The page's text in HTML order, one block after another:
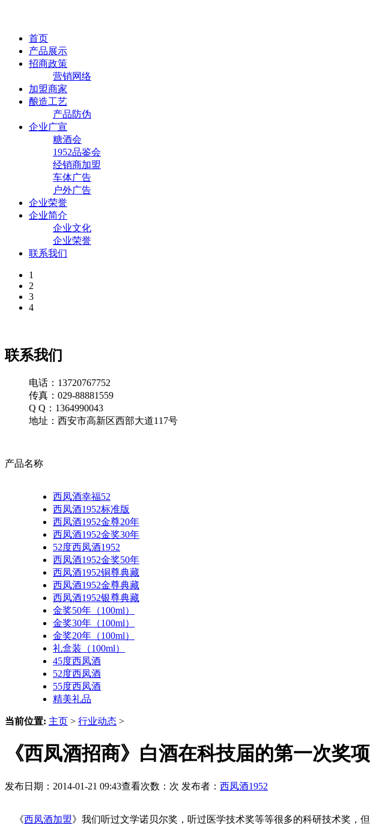
首页
产品展示
招商政策
营销网络
加盟商家
酿造工艺
产品防伪
企业广宣
糖酒会
1952品鉴会
经销商加盟
车体广告
户外广告
企业荣誉
企业简介
企业文化
企业荣誉
联系我们
1
2
3
4
联系我们
电话：13720767752
传真：029-88881559
Q Q：1364990043
地址：西安市高新区西部大道117号
产品名称
西凤酒幸福52
西凤酒1952标准版
西凤酒1952金尊20年
西凤酒1952金奖30年
52度西凤酒1952
西凤酒1952金奖50年
西凤酒1952铜尊典藏
西凤酒1952金尊典藏
西凤酒1952银尊典藏
金奖50年（100ml）
金奖30年（100ml）
金奖20年（100ml）
礼盒装（100ml）
45度西凤酒
52度西凤酒
55度西凤酒
精美礼品
当前位置: 主页 > 行业动态 >
《西凤酒招商》白酒在科技届的第一次
发布日期：2014-01-21 09:43查看次数： 次 发布者： 西凤酒1952
《西凤酒加盟》我们听过文学诺贝尔奖，听过医学技术奖等等很多的科研技术奖，